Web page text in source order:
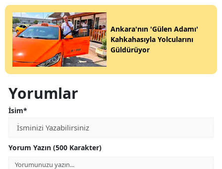
Ankara'nın 'Gülen Adamı'
Kahkahasıyla Yolcularını
Güldürüyor
Yorumlar
İsim*
Yorum Yazın (500 Karakter)